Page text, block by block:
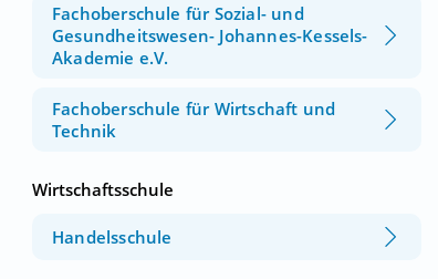
Fachoberschule für Sozial- und
Gesundheitswesen- Johannes-Kessels-
Akademie e.V.
Fachoberschule für Wirtschaft und
Technik
Wirtschaftsschule
Handelsschule